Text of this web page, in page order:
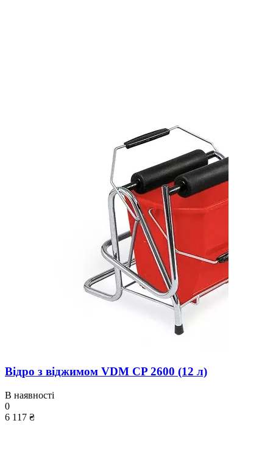
Відро з віджимом VDM CP 2600 (12 л)
В наявності
0
6 117 ₴